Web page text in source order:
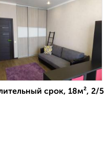
срок, 18м², 2/5